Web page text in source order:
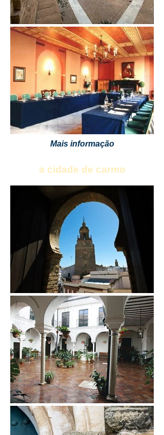
Mais informação
a cidade de carmo